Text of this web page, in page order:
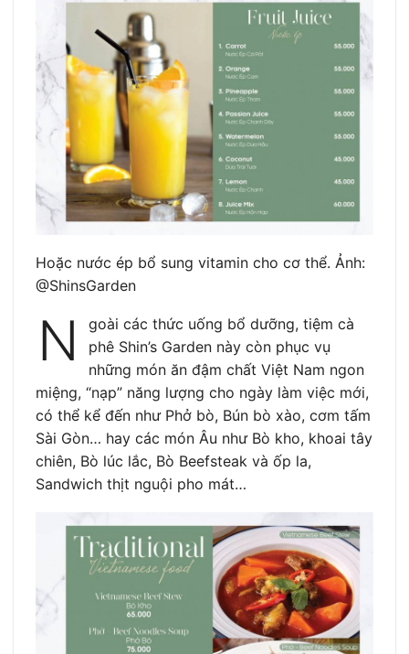
Hoặc nước ép bổ sung vitamin cho cơ thể. Ảnh:
@ShinsGarden
N
goài các thức uống bổ dưỡng, tiệm cà
phê Shin’s Garden này còn phục vụ
những món ăn đậm chất Việt Nam ngon
miệng, “nạp” năng lượng cho ngày làm việc mới,
có thể kể đến như Phở bò, Bún bò xào, cơm tấm
Sài Gòn… hay các món Âu như Bò kho, khoai tây
chiên, Bò lúc lắc, Bò Beefsteak và ốp la,
Sandwich thịt nguội pho mát…